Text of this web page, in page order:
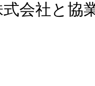
会社と協